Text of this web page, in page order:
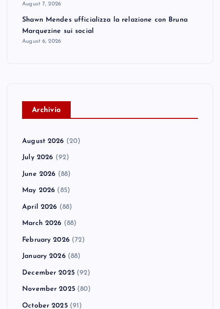
August 7, 2026
Shawn Mendes ufficializza la relazione con Bruna
Marquezine sui social
August 6, 2026
Archivio
August 2026 (20)
July 2026 (92)
June 2026 (88)
May 2026 (85)
April 2026 (88)
March 2026 (88)
February 2026(72)
January 2026(88)
December 2025(92)
November 2025(80)
October 2025(91)